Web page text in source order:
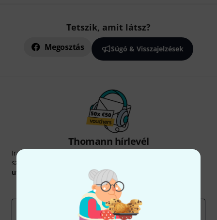
Tetszik, amit látsz?
Megosztás Súgó & Visszajelzések
Thomann hírlevél
Iratkozz fel a Thomann angol nyelvű hírlevelére, és kis
szerencsével megnyerheted a
utalvány
Inspiráló gondolatok
Akciók